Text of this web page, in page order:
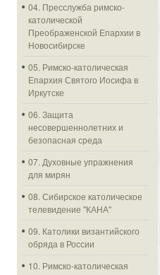
04. Пресслужба римско-
католической
Преображенской Епархии в
Новосибирске
05. Римско-католическая
Епархия Святого Иосифа в
Иркутске
06. Защита
несовершеннолетних и
безопасная среда
07. Духовные упражнения
для мирян
08. Сибирское католическое
телевидение "КАНА"
09. Католики византийского
обряда в России
10. Римско-католическая